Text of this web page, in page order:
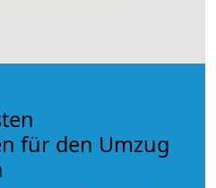
für den Umzug